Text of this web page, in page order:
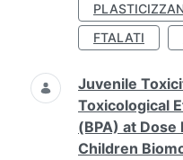
FTALATI
Juvenile
Toxicological
(BPA) at Dose
Children